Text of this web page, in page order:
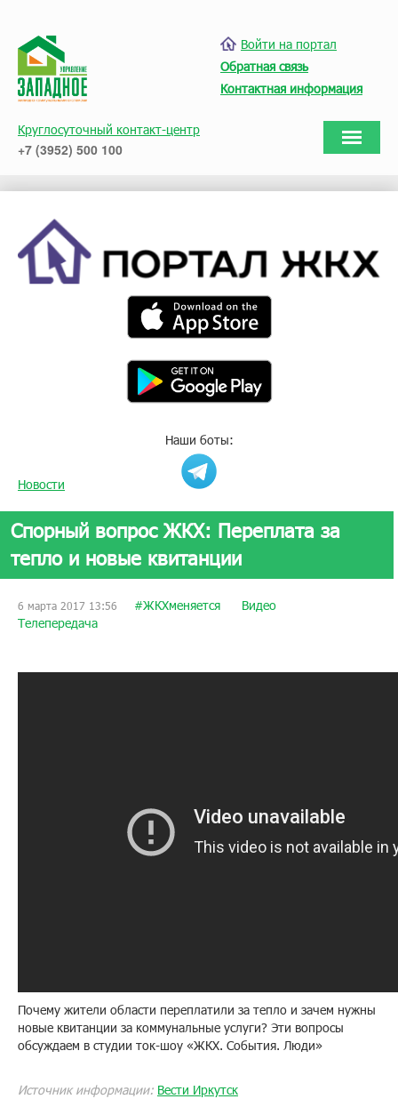
Войти на портал
Обратная связь
Контактная информация
Круглосуточный контакт-центр
+7 (3952) 500 100
Наши боты:
Новости
Спорный вопрос ЖКХ: Переплата за
тепло и новые квитанции
6 марта 2017 13:56 #ЖКХменяется
Видео
Телепередача
Почему жители области переплатили за тепло и зачем нужны
новые квитанции за коммунальные услуги? Эти вопросы
обсуждаем в студии ток-шоу «ЖКХ. События. Люди»
Источник информации: Вести Иркутск